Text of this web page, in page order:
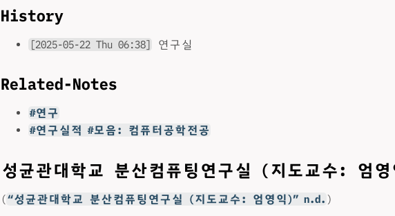
History
[2025-05-22 Thu 06:38] 연구실
Related-Notes
#연구
#연구실적 #모음: 컴퓨터공학전공
성균관대학교 분산컴퓨팅연구실 (지도교수: 엄
(“성균관대학교 분산컴퓨팅연구실 (지도교수: 엄영익)” n.d. )